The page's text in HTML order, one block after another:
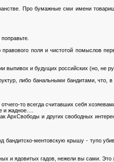
Про бумажные сми имени
поля и чистотой помыслов
выпивох и будущих российских (но, не
либо банальными бандитами, что,
то всегда считавших себя
и жадное….
АрхСвободы и других свободных
ментовскую крышу - тупо
и ядовитых гадов, нежели вы сами. Это